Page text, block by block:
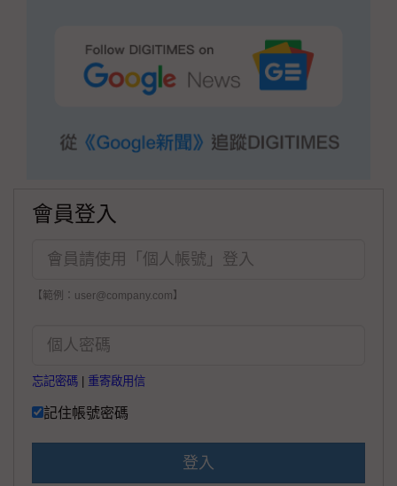
會員登入
【範例：user@company.com】
忘記密碼 重寄啟用信
記住帳號密碼
登入